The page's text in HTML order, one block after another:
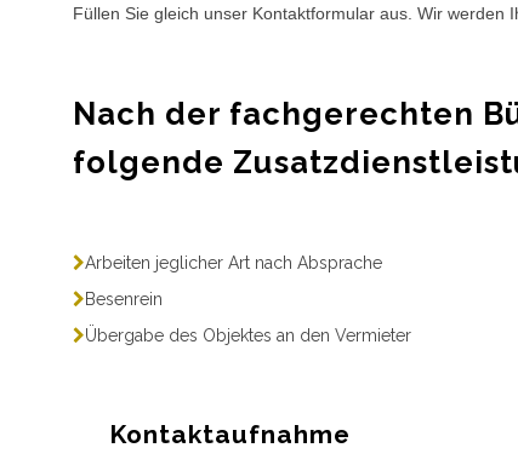
Füllen Sie gleich unser Kontaktformular aus. Wir werden
Nach der fachgerechten
folgende
Arbeiten jeglicher Art nach Absprache
Besenrein
Übergabe des Objektes an den Vermieter
Kontaktaufnahme